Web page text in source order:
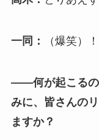
一同： （爆笑）！
――何が起こるの
みに、皆さんの
ますか？